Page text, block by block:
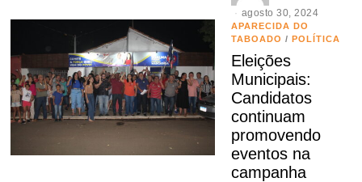
agosto 30, 2024
APARECIDA DO
TABOADO / POLÍTICA
Eleições
Municipais:
Candidatos
continuam
promovendo
eventos na
campanha